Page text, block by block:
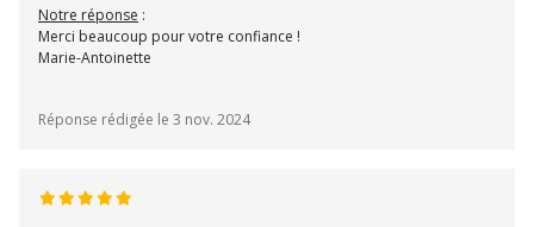
Notre réponse :
Merci beaucoup pour votre confiance !
Marie-Antoinette
Réponse rédigée le 3 nov. 2024